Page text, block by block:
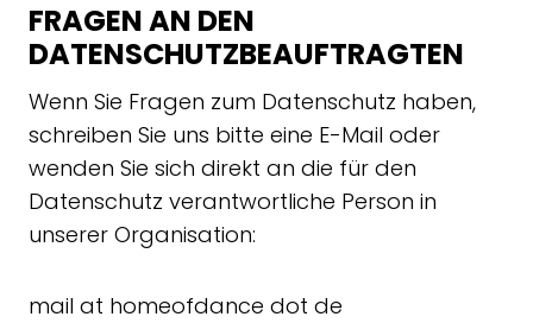
FRAGEN AN DEN
DATENSCHUTZBEAUFTRAGTEN
Wenn Sie Fragen zum Datenschutz haben,
schreiben Sie uns bitte eine E-Mail oder
wenden Sie sich direkt an die für den
Datenschutz verantwortliche Person in
unserer Organisation:
mail at homeofdance dot de